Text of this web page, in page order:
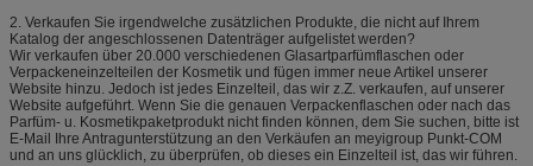
2. Verkaufen Sie irgendwelche zusätzlichen Produkte, die nicht auf Ihrem
Katalog der angeschlossenen Datenträger aufgelistet werden?
Wir verkaufen über 20.000 verschiedenen Glasartparfümflaschen oder
Verpackeneinzelteilen der Kosmetik und fügen immer neue Artikel unserer
Website hinzu. Jedoch ist jedes Einzelteil, das wir z.Z. verkaufen, auf unserer
Website aufgeführt. Wenn Sie die genauen Verpackenflaschen oder nach das
Parfüm- u. Kosmetikpaketprodukt nicht finden können, dem Sie suchen, bitte ist
E-Mail Ihre Antragunterstützung an den Verkäufen an meyigroup Punkt-COM
und an uns glücklich, zu überprüfen, ob dieses ein Einzelteil ist, das wir führen.